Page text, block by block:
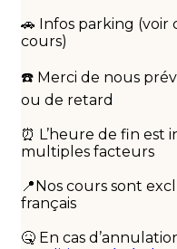
🚗 Infos parking (voir
cours)
☎️ Merci de nous
ou de retard
⏰ L’heure de fin
multiples facteurs
📍Nos cours sont
français
🤒 En cas